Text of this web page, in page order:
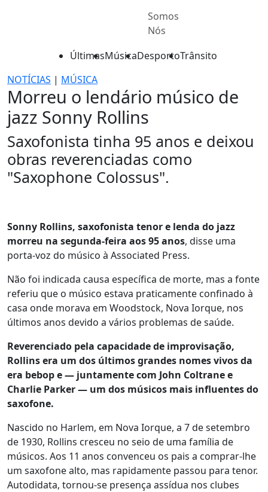
Somos
Nós
ÚltimasMúsicaDesportoTrânsito
NOTÍCIAS | MÚSICA
Morreu o lendário músico de
jazz Sonny Rollins
Saxofonista tinha 95 anos e deixou
obras reverenciadas como
"Saxophone Colossus".
Sonny Rollins, saxofonista tenor e lenda do jazz
morreu na segunda-feira aos 95 anos, disse uma
porta-voz do músico à Associated Press.
Não foi indicada causa específica de morte, mas a fonte
referiu que o músico estava praticamente confinado à
casa onde morava em Woodstock, Nova Iorque, nos
últimos anos devido a vários problemas de saúde.
Reverenciado pela capacidade de improvisação,
Rollins era um dos últimos grandes nomes vivos da
era bebop e — juntamente com John Coltrane e
Charlie Parker — um dos músicos mais influentes do
saxofone.
Nascido no Harlem, em Nova Iorque, a 7 de setembro
de 1930, Rollins cresceu no seio de uma família de
músicos. Aos 11 anos convenceu os pais a comprar-lhe
um saxofone alto, mas rapidamente passou para tenor.
Autodidata, tornou-se presença assídua nos clubes